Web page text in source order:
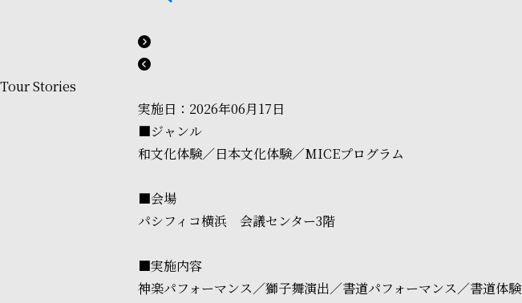
Tour Stories
実施日：2026年06月17日
■ジャンル
和文化体験／日本文化体験／MICEプログラム
■会場
パシフィコ横浜 会議センター3階
■実施内容
神楽パフォーマンス／獅子舞演出／書道パフォーマンス／書道体験